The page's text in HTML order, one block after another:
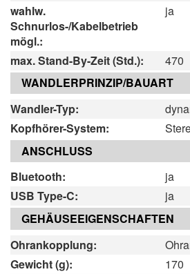
wahlw.
Schnurlos-/Kabelbetrieb
mögl.:
ja
max. Stand-By-Zeit (Std.):
470
WANDLERPRINZIP/BAUART
Wandler-Typ:
Kopfhörer-System:
ANSCHLUSS
Bluetooth:
ja
USB Type-C:
ja
GEHÄUSEEIGENSCHAFTEN
Ohrankopplung:
Gewicht (g):
170